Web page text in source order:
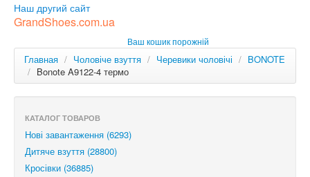
РОС
Наш другий сайт
GrandShoes.com.ua
Ваш кошик порожній
Главная / Чоловіче взуття / Черевики чоловічі / BONOTE
/ Bonote A9122-4 термо
КАТАЛОГ ТОВАРОВ
Нові завантаження (6293)
Дитяче взуття (28800)
Кросівки (36885)